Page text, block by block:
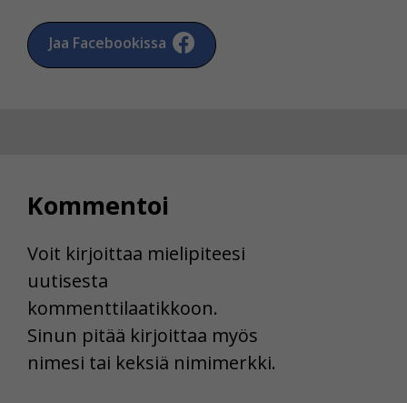
Jaa Facebookissa
Kommentoi
Voit kirjoittaa mielipiteesi
uutisesta
kommenttilaatikkoon.
Sinun pitää kirjoittaa myös
nimesi tai keksiä nimimerkki.